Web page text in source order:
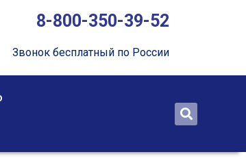
8-800-350-39-52
Звонок бесплатный по России